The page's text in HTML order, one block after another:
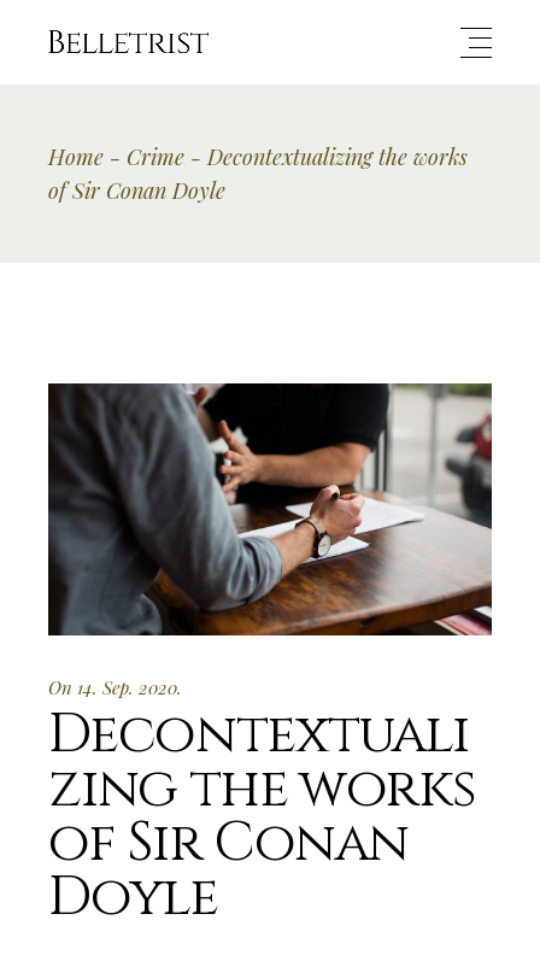
Home Crime
Decontextualizing the works
of Sir Conan Doyle
On 14. Sep. 2020.
Decontextuali
zing the works
of Sir Conan
Doyle